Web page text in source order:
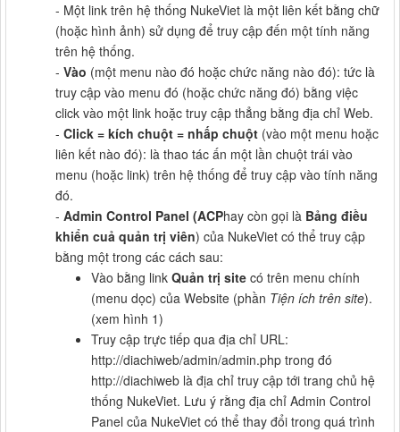
- Một link trên hệ thống NukeViet là một liên kết bằng chữ
(hoặc hình ảnh) sử dụng để truy cập đến một tính năng
trên hệ thống.
- Vào (một menu nào đó hoặc chức năng nào đó): tức là
truy cập vào menu đó (hoặc chức năng đó) bằng việc
click vào một link hoặc truy cập thẳng bằng địa chỉ Web.
- Click = kích chuột = nhấp chuột (vào một menu hoặc
liên kết nào đó): là thao tác ấn một lần chuột trái vào
menu (hoặc link) trên hệ thống để truy cập vào tính năng
đó.
- Admin Control Panel (ACPhay còn gọi là Bảng điều
khiển cuả quản trị viên) của NukeViet có thể truy cập
bằng một trong các cách sau:
Vào bằng link Quản trị site có trên menu chính
(menu dọc) của Website (phần Tiện ích trên site).
(xem hình 1)
Truy cập trực tiếp qua địa chỉ URL:
http://diachiweb/admin/admin.php trong đó
http://diachiweb là địa chỉ truy cập tới trang chủ hệ
thống NukeViet. Lưu ý rằng địa chỉ Admin Control
Panel của NukeViet có thể thay đổi trong quá trình